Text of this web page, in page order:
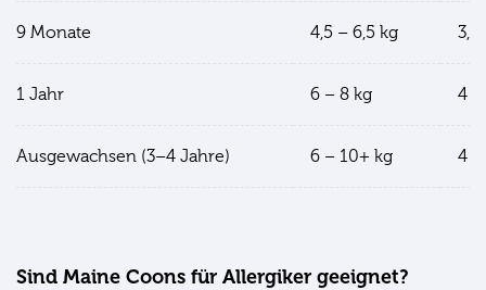
9 Monate 4,5 – 6,5 kg 3,5
1 Jahr 6 – 8 kg 4 –
Ausgewachsen (3–4 Jahre) 6 – 10+ kg 4 –
Sind Maine Coons für Allergiker geeignet?